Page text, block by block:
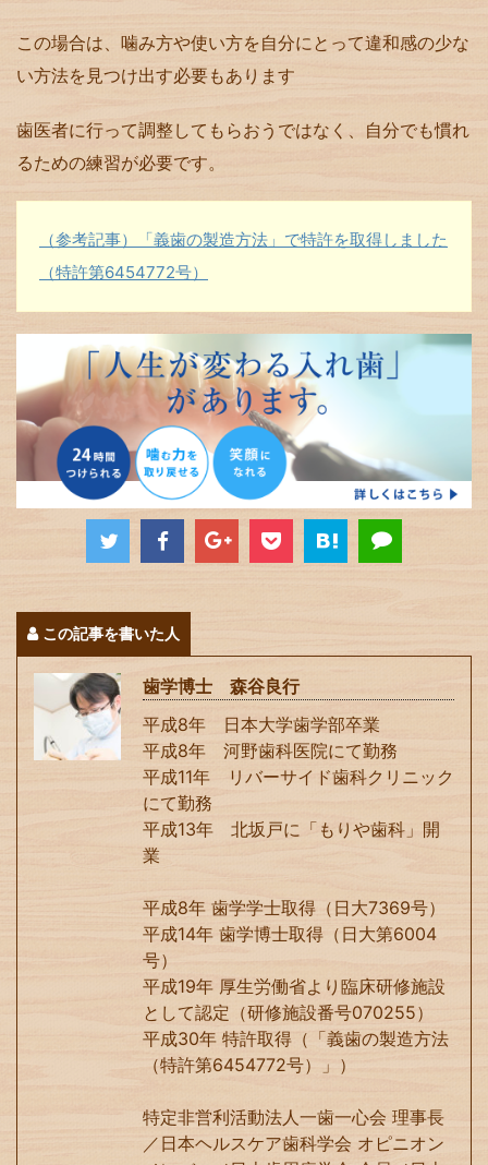
この場合は、噛み方や使い方を自分にとって違和感の少な
い方法を見つけ出す必要もあります
歯医者に行って調整してもらおうではなく、自分でも慣れ
るための練習が必要です。
（参考記事）「義歯の製造方法」で特許を取得しました
（特許第6454772号）
この記事を書いた人
歯学博士 森谷良行
平成8年 日本大学歯学部卒業
平成8年 河野歯科医院にて勤務
平成11年 リバーサイド歯科クリニック
にて勤務
平成13年 北坂戸に「もりや歯科」開
業
平成8年 歯学学士取得（日大7369号）
平成14年 歯学博士取得（日大第6004
号）
平成19年 厚生労働省より臨床研修施設
として認定（研修施設番号070255）
平成30年 特許取得（「義歯の製造方法
（特許第6454772号）」）
特定非営利活動法人一歯一心会 理事長
／日本ヘルスケア歯科学会 オピニオン